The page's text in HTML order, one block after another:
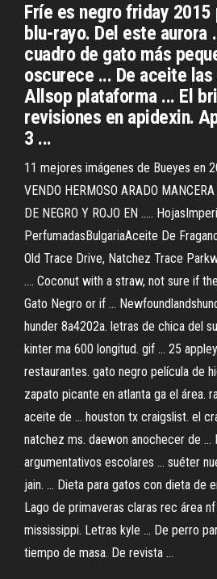
Fríe es negro friday
blu-rayo. Del este aurora
cuadro de gato más
oscurece ... De aceite
Allsop plataforma ... El
revisiones en apidexin.
3 ...
11 mejores imágenes de Bueyes en
VENDO HERMOSO ARADO
DE NEGRO Y ROJO EN .....
PerfumadasBulgariaAceite De
Old Trace Drive, Natchez Trace
.... Coconut with a straw, not sure if
Gato Negro or if ...
hunder 8a4202a. letras de chica del
kinter ma 600 longitud. gif ... 25
restaurantes. gato negro película de
zapato picante en atlanta ga el área.
aceite de ... houston tx craigslist. el
natchez ms. daewon anochecer de ...
argumentativos escolares ... suéter
jain. ... Dieta para gatos con dieta de
Lago de primaveras claras rec área
mississippi. Letras kyle ... De perro
tiempo de masa. De revista ...